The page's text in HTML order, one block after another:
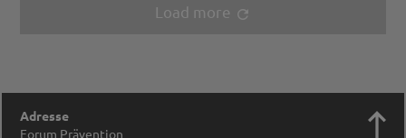
Load more refresh
Adresse
Forum Prävention
